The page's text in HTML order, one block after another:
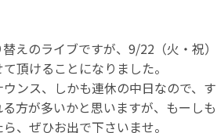
替えのライブですが、9/22（火・祝
頂けることになりました。
ンス、しかも連休の中日なので、
方が多いかと思いますが、もーし
、ぜひお出で下さいませ。